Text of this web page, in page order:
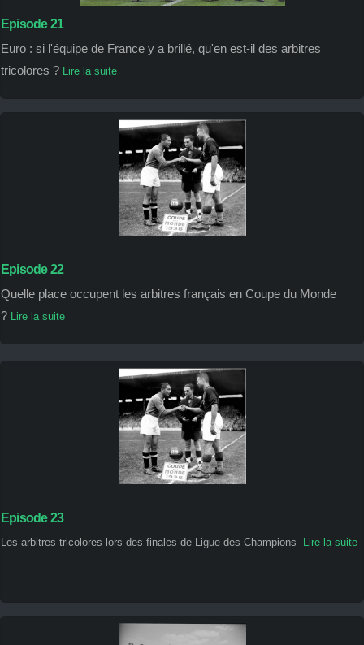
Episode 21
Euro : si l'équipe de France y a brillé, qu'en est-il des arbitres
tricolores ? Lire la suite
Episode 22
Quelle place occupent les arbitres français en Coupe du Monde
?
Lire la suite
Episode 23
Les arbitres tricolores lors des finales de Ligue des Champions Lire la suite